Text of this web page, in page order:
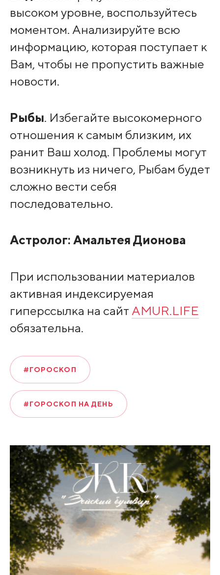
высоком уровне, воспользуйтесь
моментом. Анализируйте всю
информацию, которая поступает к
Вам, чтобы не пропустить важные
новости.
Рыбы. Избегайте высокомерного
отношения к самым близким, их
ранит Ваш холод. Проблемы могут
возникнуть из ничего, Рыбам будет
сложно вести себя
последовательно.
Астролог: Амальтея Дионова
При использовании материалов
активная индексируемая
гиперссылка на сайт AMUR.LIFE
обязательна.
#ГОРОСКОП
#ГОРОСКОП НА ДЕНЬ